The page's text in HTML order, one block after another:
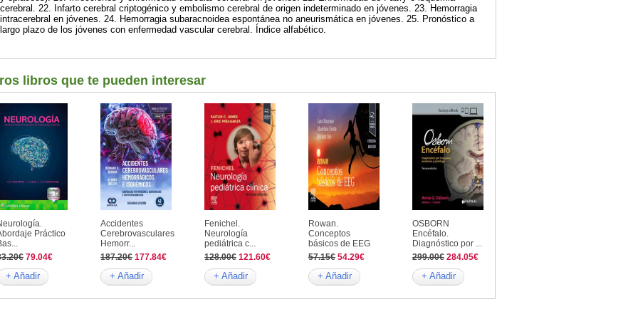
cerebral. 22. Infarto cerebral criptogénico y embolismo cerebral de origen indeterminado en jóvenes. 23. Hemorragia
intracerebral en jóvenes. 24. Hemorragia subaracnoidea espontánea no aneurismática en jóvenes. 25. Pronóstico a
largo plazo de los jóvenes con enfermedad vascular cerebral. Índice alfabético.
libros que te pueden interesar
Práctico
79.04€
+ Añadir
Accidentes
Cerebrovasculares
Hemorr...
187.20€ 177.84€
+ Añadir
Fenichel.
Neurología
pediátrica c...
128.00€ 121.60€
+ Añadir
Rowan.
Conceptos
básicos de EEG
57.15€ 54.29€
+ Añadir
OSBORN
Encéfalo.
Diagnóstico por ...
299.00€ 284.05€
+ Añadir